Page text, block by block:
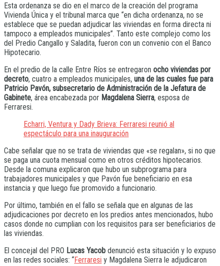
Esta ordenanza se dio en el marco de la creación del programa
Vivienda Única y el tribunal marca que “en dicha ordenanza, no se
establece que se puedan adjudicar las viviendas en forma directa ni
tampoco a empleados municipales”. Tanto este complejo como los
del Predio Cangallo y Saladita, fueron con un convenio con el Banco
Hipotecario.
En el predio de la calle Entre Ríos se entregaron ocho viviendas por
decreto, cuatro a empleados municipales, una de las cuales fue para
Patricio Pavón, subsecretario de Administración de la Jefatura de
Gabinete, área encabezada por Magdalena Sierra, esposa de
Ferraresi.
Echarri, Ventura y Dady Brieva: Ferraresi reunió al
espectáculo para una inauguración
Cabe señalar que no se trata de viviendas que «se regalan», si no que
se paga una cuota mensual como en otros créditos hipotecarios.
Desde la comuna explicaron que hubo un subprograma para
trabajadores municipales y que Pavón fue beneficiario en esa
instancia y que luego fue promovido a funcionario.
Por último, también en el fallo se señala que en algunas de las
adjudicaciones por decreto en los predios antes mencionados, hubo
casos donde no cumplian con los requisitos para ser beneficiarios de
las viviendas.
El concejal del PRO Lucas Yacob denunció esta situación y lo expuso
en las redes sociales: “Ferraresi y Magdalena Sierra le adjudicaron